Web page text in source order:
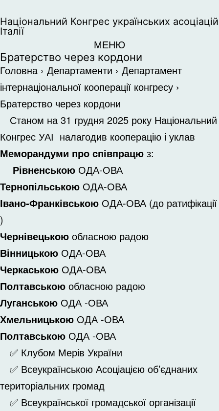
Національний Конгрес українських асоціацій
Італії
МЕНЮ
Братерство через кордони
Головна › Департаменти › Департамент
інтернаціональної кооперації конгресу ›
Братерство через кордони
Станом на 31 грудня 2025 року Національний
Конгрес УАІ налагодив кооперацію і уклав
Меморандуми про співпрацю з:
Рівненською ОДА-ОВА
Тернопільською ОДА-ОВА
Івано-Франківською ОДА-ОВА (до ратифікації
)
Чернівецькою обласною радою
Вінницькою ОДА-ОВА
Черкаською ОДА-ОВА
Полтавською обласною радою
Луганською ОДА -ОВА
Хмельницькою ОДА -ОВА
Полтавською ОДА -ОВА
✅ Клубом Мерів України
✅ Всеукраїнською Асоціацією об’єднаних
територіальних громад
✅ Всеукраїнської громадської організації